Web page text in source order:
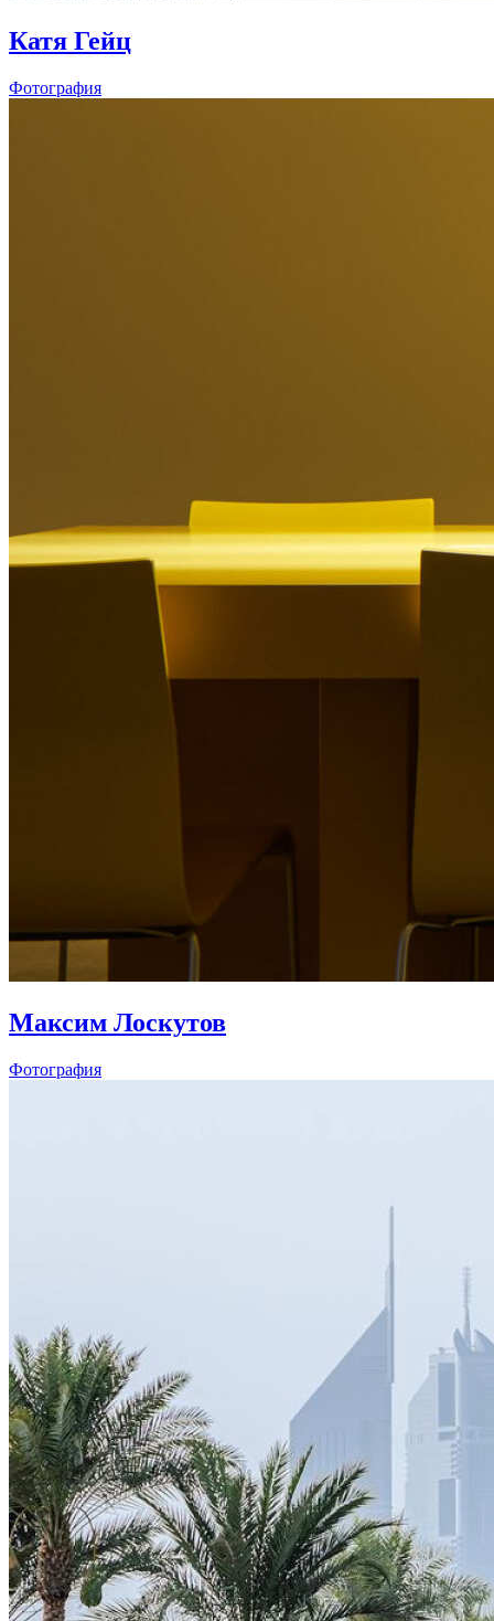
Катя Гейц
Фотография
Максим Лоскутов
Фотография